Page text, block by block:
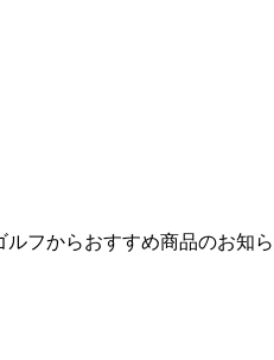
フからおすすめ商品のお知